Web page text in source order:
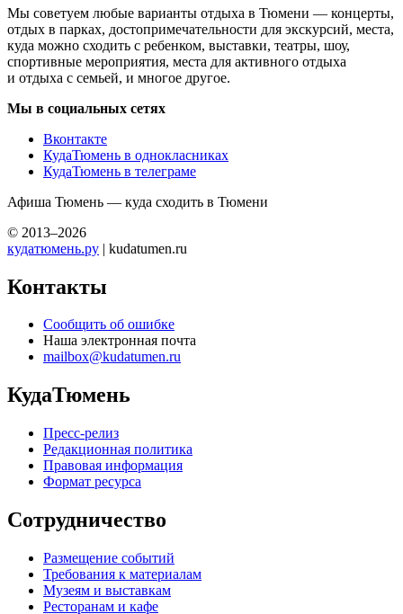
Мы советуем любые варианты отдыха в Тюмени — концерты,
отдых в парках, достопримечательности для экскурсий, места,
куда можно сходить с ребенком, выставки, театры, шоу,
спортивные мероприятия, места для активного отдыха
и отдыха с семьей, и многое другое.
Мы в социальных сетях
Вконтакте
КудаТюмень в однокласниках
КудаТюмень в телеграме
Афиша Тюмень — куда сходить в Тюмени
© 2013–2026
кудатюмень.ру | kudatumen.ru
Контакты
Сообщить об ошибке
Наша электронная почта
mailbox@kudatumen.ru
КудаТюмень
Пресс-релиз
Редакционная политика
Правовая информация
Формат ресурса
Сотрудничество
Размещение событий
Требования к материалам
Музеям и выставкам
Ресторанам и кафе